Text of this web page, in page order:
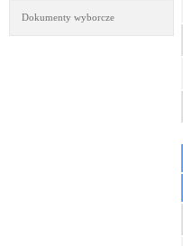
Dokumenty wyborcze